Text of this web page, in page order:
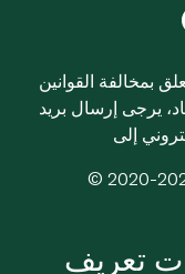
بمخالفة القوانين
يرجى إرسال بريد
تعريف